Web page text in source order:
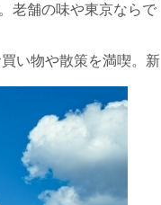
老舗の味や東京ならで
い物や散策を満喫。新